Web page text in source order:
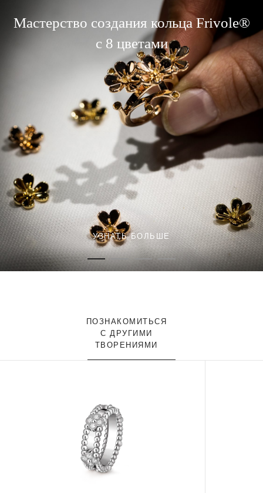
Мастерство создания кольца Frivole®
с 8 цветами
УЗНАТЬ БОЛЬШЕ
ПОЗНАКОМИТЬСЯ
С ДРУГИМИ
ТВОРЕНИЯМИ